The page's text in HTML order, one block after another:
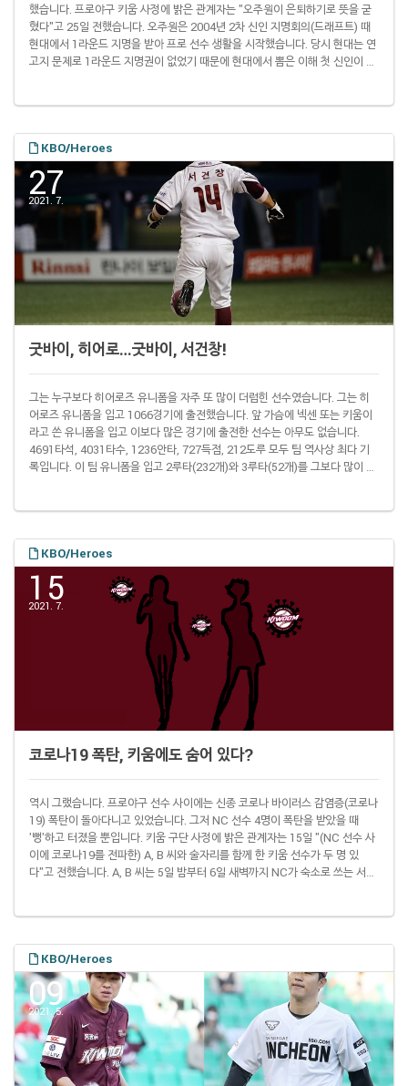
했습니다. 프로야구 키움 사정에 밝은 관계자는 "오주원이 은퇴하기로 뜻을 굳
혔다"고 25일 전했습니다. 오주원은 2004년 2차 신인 지명회의(드래프트) 때
현대에서 1라운드 지명을 받아 프로 선수 생활을 시작했습니다. 당시 현대는 연
고지 문제로 1라운드 지명권이 없었기 때문에 현대에서 뽑은 이해 첫 신인이 오
일정을 마무리한 뒤 기자단 투표를 진행했습니다.) 현대와 삼성이 1승 2무 1패
로 맞..
KBO/Heroes
27
2021. 7.
굿바이, 히어로…굿바이, 서건창!
그는 누구보다 히어로즈 유니폼을 자주 또 많이 더럽힌 선수였습니다. 그는 히
어로즈 유니폼을 입고 1066경기에 출전했습니다. 앞 가슴에 넥센 또는 키움이
라고 쓴 유니폼을 입고 이보다 많은 경기에 출전한 선수는 아무도 없습니다.
4691타석, 4031타수, 1236안타, 727득점, 212도루 모두 팀 역사상 최다 기
록입니다. 이 팀 유니폼을 입고 2루타(232개)와 3루타(52개)를 그보다 많이 때
니폼 대신 핀스트라이프 유니폼을 입게 됐습니다. 프로야구 키움과 LG는 ..
KBO/Heroes
15
2021. 7.
코로나19 폭탄, 키움에도 숨어 있다?
역시 그랬습니다. 프로야구 선수 사이에는 신종 코로나 바이러스 감염증(코로나
19) 폭탄이 돌아다니고 있었습니다. 그저 NC 선수 4명이 폭탄을 받았을 때
'뻥'하고 터졌을 뿐입니다. 키움 구단 사정에 밝은 관계자는 15일 "(NC 선수 사
이에 코로나19를 전파한) A, B 씨와 술자리를 함께 한 키움 선수가 두 명 있
다"고 전했습니다. A, B 씨는 5일 밤부터 6일 새벽까지 NC가 숙소로 쓰는 서울
마신 것도 A 호텔이었습니다. 이 관계자는 "4일 수원 K..
KBO/Heroes
09
2021. 5.